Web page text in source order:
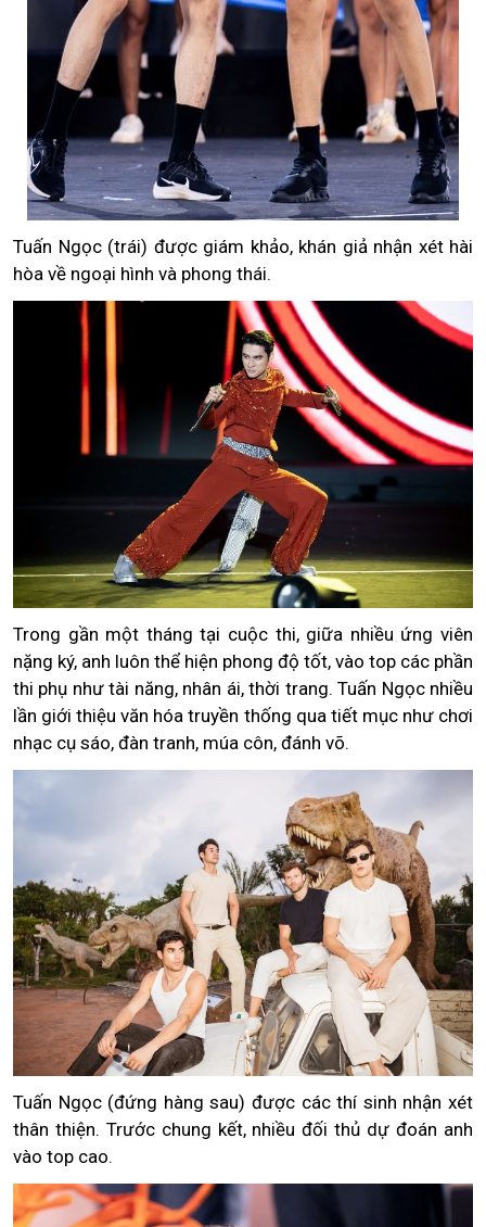
Tuấn Ngọc (trái) được giám khảo, khán giả nhận xét hài
hòa về ngoại hình và phong thái.
Trong gần một tháng tại cuộc thi, giữa nhiều ứng viên
nặng ký, anh luôn thể hiện phong độ tốt, vào top các phần
thi phụ như tài năng, nhân ái, thời trang. Tuấn Ngọc nhiều
lần giới thiệu văn hóa truyền thống qua tiết mục như chơi
nhạc cụ sáo, đàn tranh, múa côn, đánh võ.
Tuấn Ngọc (đứng hàng sau) được các thí sinh nhận xét
thân thiện. Trước chung kết, nhiều đối thủ dự đoán anh
vào top cao.